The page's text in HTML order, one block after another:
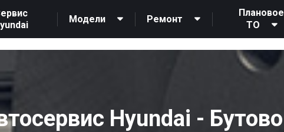
Модели Ремонт
Плановое
ТО
26172 26178 26177 26176 467874 467915 468255 467956 513049 468296 531393
Hyundai - Бутово